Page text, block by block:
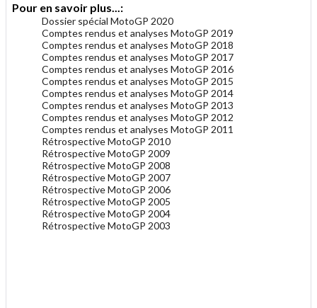
Pour en savoir plus...:
Dossier spécial MotoGP 2020
Comptes rendus et analyses MotoGP 2019
Comptes rendus et analyses MotoGP 2018
Comptes rendus et analyses MotoGP 2017
Comptes rendus et analyses MotoGP 2016
Comptes rendus et analyses MotoGP 2015
Comptes rendus et analyses MotoGP 2014
Comptes rendus et analyses MotoGP 2013
Comptes rendus et analyses MotoGP 2012
Comptes rendus et analyses MotoGP 2011
Rétrospective MotoGP 2010
Rétrospective MotoGP 2009
Rétrospective MotoGP 2008
Rétrospective MotoGP 2007
Rétrospective MotoGP 2006
Rétrospective MotoGP 2005
Rétrospective MotoGP 2004
Rétrospective MotoGP 2003